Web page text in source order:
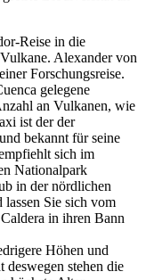
Reise in die
Alexander von
Forschungsreise.
gelegene
an Vulkanen, wie
ist der der
bekannt für seine
sich im
Nationalpark
in der nördlichen
Sie sich vom
in ihren Bann
Höhen und
stehen die